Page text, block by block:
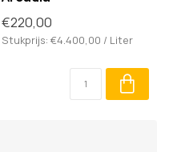
€220,00
Stukprijs: €4.400,00 / Liter